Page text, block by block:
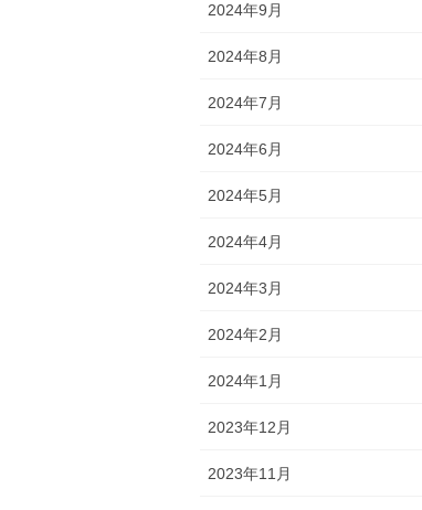
2024年9月
2024年8月
2024年7月
2024年6月
2024年5月
2024年4月
2024年3月
2024年2月
2024年1月
2023年12月
2023年11月